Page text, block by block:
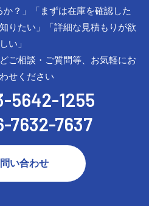
か？」「まずは在庫を確認した
りたい」「詳細な見積もりが欲
しい」
ご相談・ご質問等、お気軽にお
せください
5642-1255
7632-7637
い合わせ